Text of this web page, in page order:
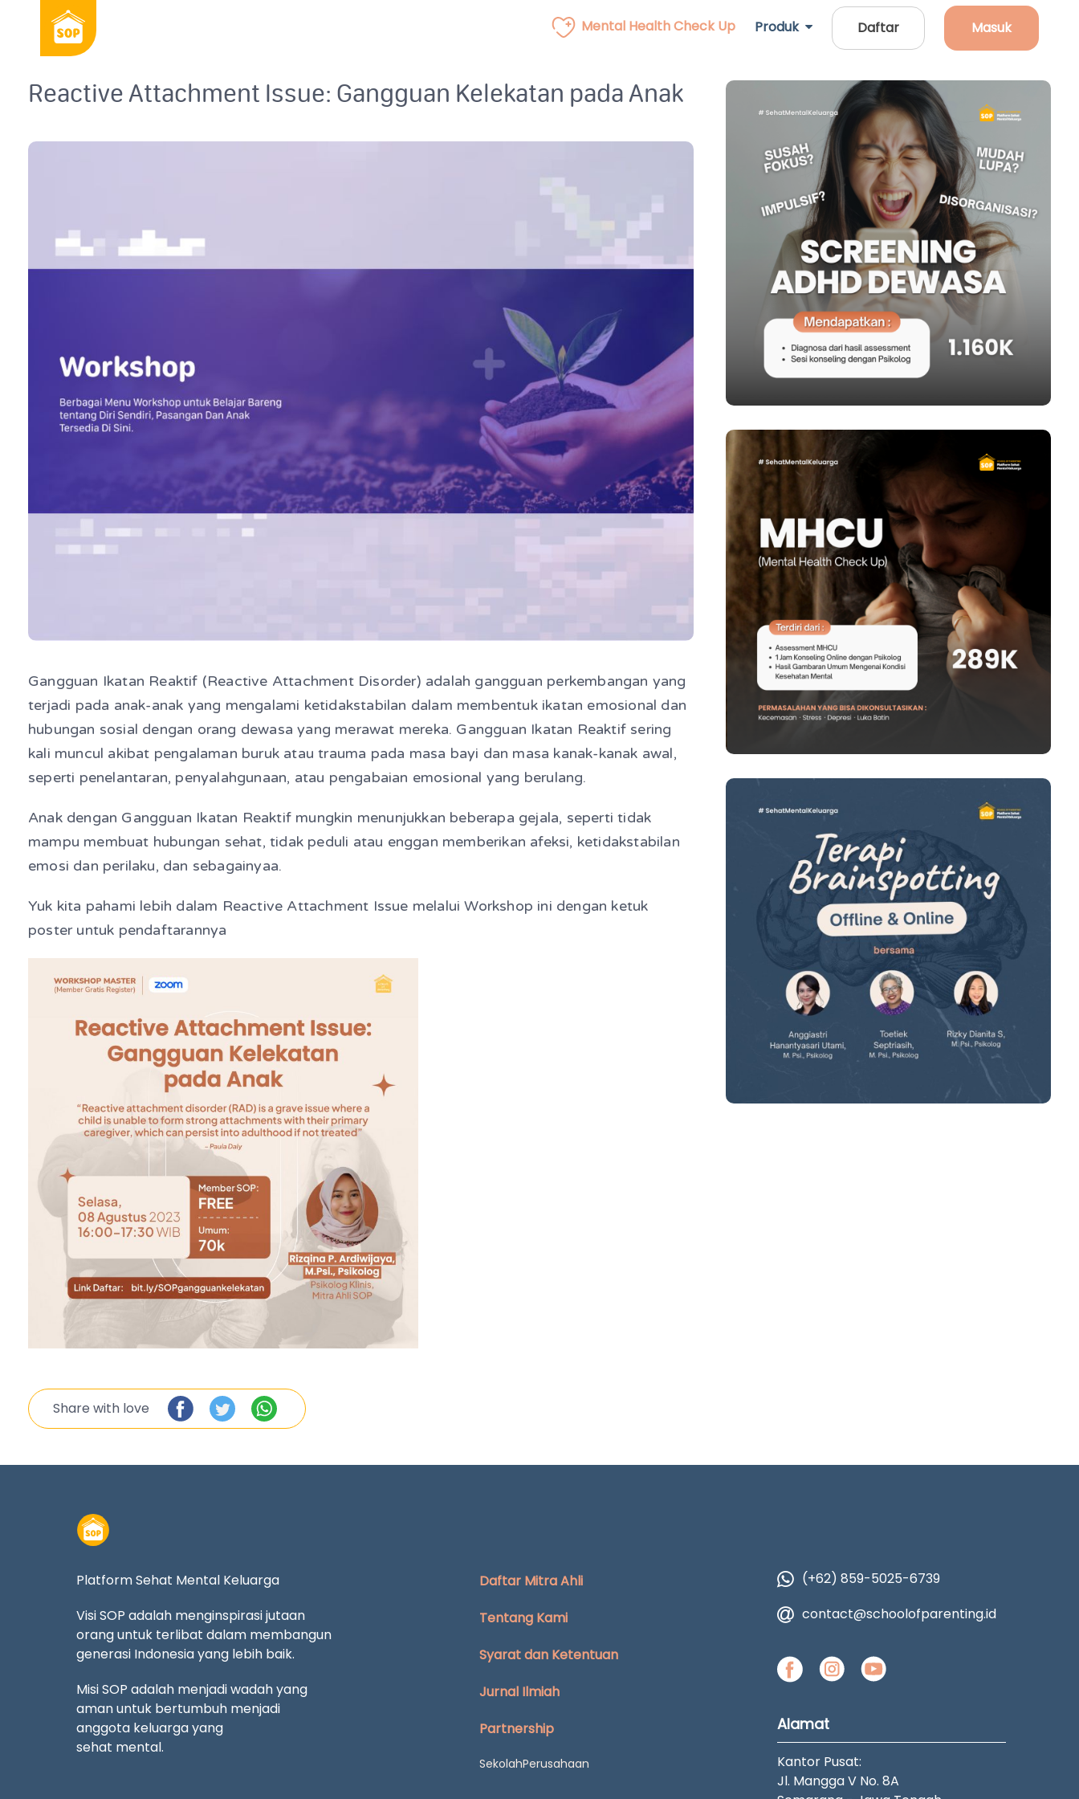
Mental Health Check Up Produk Daftar Masuk
Reactive Attachment Issue: Gangguan Kelekatan pada Anak
Gangguan Ikatan Reaktif (Reactive Attachment Disorder) adalah gangguan perkembangan yang
terjadi pada anak-anak yang mengalami ketidakstabilan dalam membentuk ikatan emosional dan
hubungan sosial dengan orang dewasa yang merawat mereka. Gangguan Ikatan Reaktif sering
kali muncul akibat pengalaman buruk atau trauma pada masa bayi dan masa kanak-kanak awal,
seperti penelantaran, penyalahgunaan, atau pengabaian emosional yang berulang.
Anak dengan Gangguan Ikatan Reaktif mungkin menunjukkan beberapa gejala, seperti tidak
mampu membuat hubungan sehat, tidak peduli atau enggan memberikan afeksi, ketidakstabilan
emosi dan perilaku, dan sebagainyaa.
Yuk kita pahami lebih dalam Reactive Attachment Issue melalui Workshop ini dengan ketuk
poster untuk pendaftarannya
Share with love
Platform Sehat Mental Keluarga
Visi SOP adalah menginspirasi jutaan
orang untuk terlibat dalam membangun
generasi Indonesia yang lebih baik.
Misi SOP adalah menjadi wadah yang
aman untuk bertumbuh menjadi
anggota keluarga yang
sehat mental.
Daftar Mitra Ahli
Tentang Kami
Syarat dan Ketentuan
Jurnal Ilmiah
Partnership
SekolahPerusahaan
(+62) 859-5025-6739
contact@schoolofparenting.id
Alamat
Kantor Pusat:
Jl. Mangga V No. 8A